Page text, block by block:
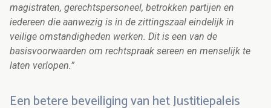
magistraten, gerechtspersoneel, betrokken partijen en
iedereen die aanwezig is in de zittingszaal eindelijk in
veilige omstandigheden werken. Dit is een van de
basisvoorwaarden om rechtspraak sereen en menselijk te
laten verlopen.”
Een betere beveiliging van het Justitiepaleis